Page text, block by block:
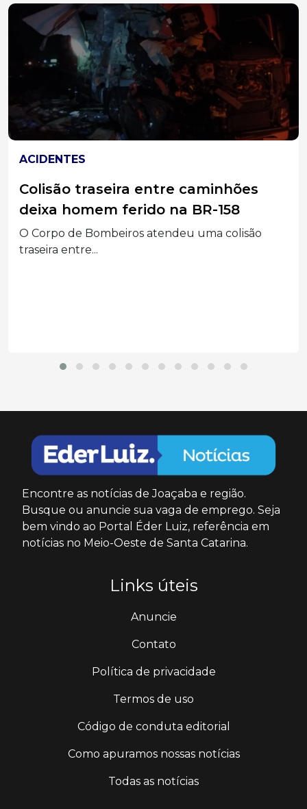
SOLIDARIEDADE
Residencial de Idosos de Erval Velho
promove Pastelada Solidária neste
sábado (8)
O Residencial Nossa Senhora de Fátima, em Erval
Encontre as notícias de Joaçaba e região.
Busque ou anuncie sua vaga de emprego. Seja
bem vindo ao Portal Éder Luiz, referência em
notícias no Meio-Oeste de Santa Catarina.
Links úteis
Anuncie
Contato
Política de privacidade
Termos de uso
Código de conduta editorial
Como apuramos nossas notícias
Todas as notícias